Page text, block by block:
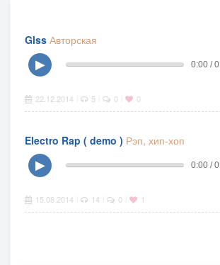
Glss Авторская
▶
0:00 /
22.12.2014 5 0 0
Electro Rap ( demo ) Рэп, хип-хоп
▶
0:00 /
15.08.2014 14 0 1